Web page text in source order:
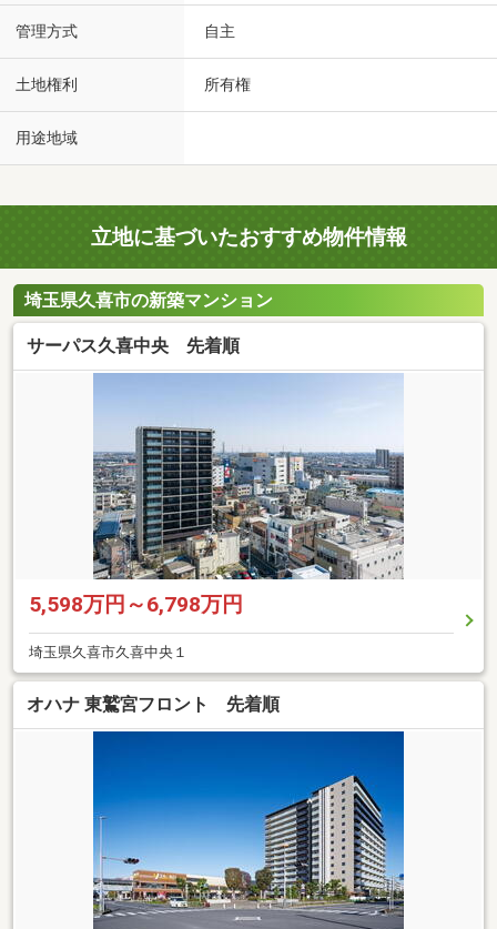
管理方式 自主
土地権利 所有権
用途地域
立地に基づいたおすすめ物件情報
埼玉県久喜市の新築マンション
サーパス久喜中央 先着順
5,598万円～6,798万円
埼玉県久喜市久喜中央１
オハナ 東鷲宮フロント 先着順